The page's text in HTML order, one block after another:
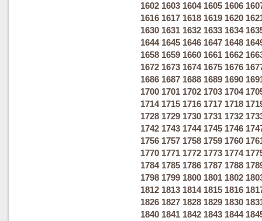
1602 1603 1604 1605 1606
1616 1617 1618 1619 1620
1630 1631 1632 1633 1634
1644 1645 1646 1647 1648
1658 1659 1660 1661 1662
1672 1673 1674 1675 1676
1686 1687 1688 1689 1690
1700 1701 1702 1703 1704
1714 1715 1716 1717 1718
1728 1729 1730 1731 1732
1742 1743 1744 1745 1746
1756 1757 1758 1759 1760
1770 1771 1772 1773 1774
1784 1785 1786 1787 1788
1798 1799 1800 1801 1802
1812 1813 1814 1815 1816
1826 1827 1828 1829 1830
1840 1841 1842 1843 1844